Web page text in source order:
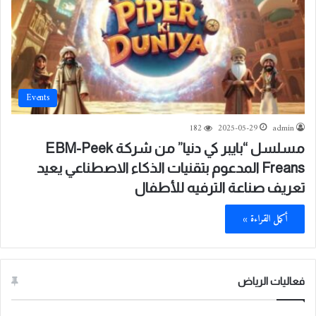
Events
admin
2025-05-29
182
مسلسل “بايبر كي دنيا” من شركة EBM-Peek
Freans المدعوم بتقنيات الذكاء الاصطناعي يعيد
تعريف صناعة الترفيه للأطفال
أكمل القراءة »
فعاليات الرياض